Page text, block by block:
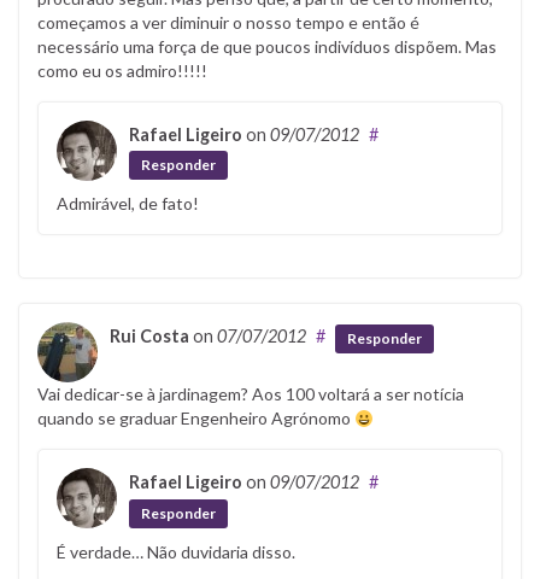
começamos a ver diminuir o nosso tempo e então é
necessário uma força de que poucos indivíduos dispõem. Mas
como eu os admiro!!!!!
Rafael Ligeiro on 09/07/2012 #
Responder
Admirável, de fato!
Rui Costa on 07/07/2012 # Responder
Vai dedicar-se à jardinagem? Aos 100 voltará a ser notícia
quando se graduar Engenheiro Agrónomo
Rafael Ligeiro on 09/07/2012 #
Responder
É verdade… Não duvidaria disso.